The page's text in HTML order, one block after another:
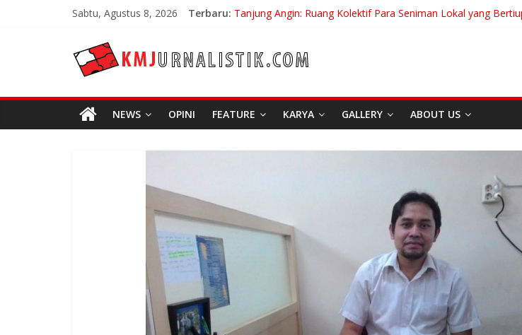
Sabtu, Agustus 8, 2026 Terbaru: Tanjung Angin: Ruang Kolektif Para Seniman Lokal yang
Bojan Hodak Sang “Messiah” Dari Zagreb Untuk Bandung
KMJURNALISTIK
NEWS OPINI FEATURE KARYA GALLERY ABOUT US
Di Bandung Di Asia
Untuk Dunia Tanpa
Zionisme dan
April 20, 2026